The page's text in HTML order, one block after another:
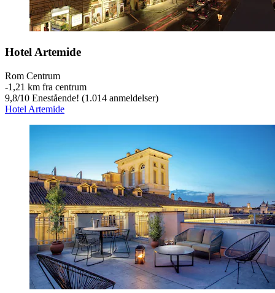
Hotel Artemide
Rom Centrum
‐1,21 km fra centrum
9,8/10 Enestående! (1.014 anmeldelser)
Hotel Artemide